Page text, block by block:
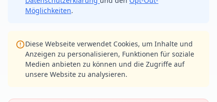
Möglichkeiten.
Diese Webseite verwendet Cookies, um Inhalte und
Anzeigen zu personalisieren, Funktionen für soziale
Medien anbieten zu können und die Zugriffe auf
unsere Website zu analysieren.